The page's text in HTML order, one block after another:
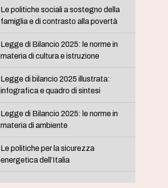
Le politiche sociali a sostegno della
famiglia e di contrasto alla povertà
Legge di Bilancio 2025: le norme in
materia di cultura e istruzione
Legge di bilancio 2025 illustrata:
infografica e quadro di sintesi
Legge di Bilancio 2025: le norme in
materia di ambiente
Le politiche per la sicurezza
energetica dell’Italia